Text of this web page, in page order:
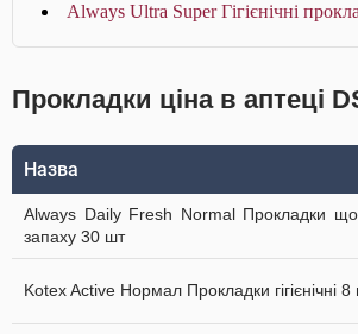
Always Ultra Super Гігієнічні
Прокладки ціна в аптеці
Назва
Always Daily Fresh Normal Прокладки
запаху 30 шт
Kotex Active Нормал Прокладки гігієнічні 8